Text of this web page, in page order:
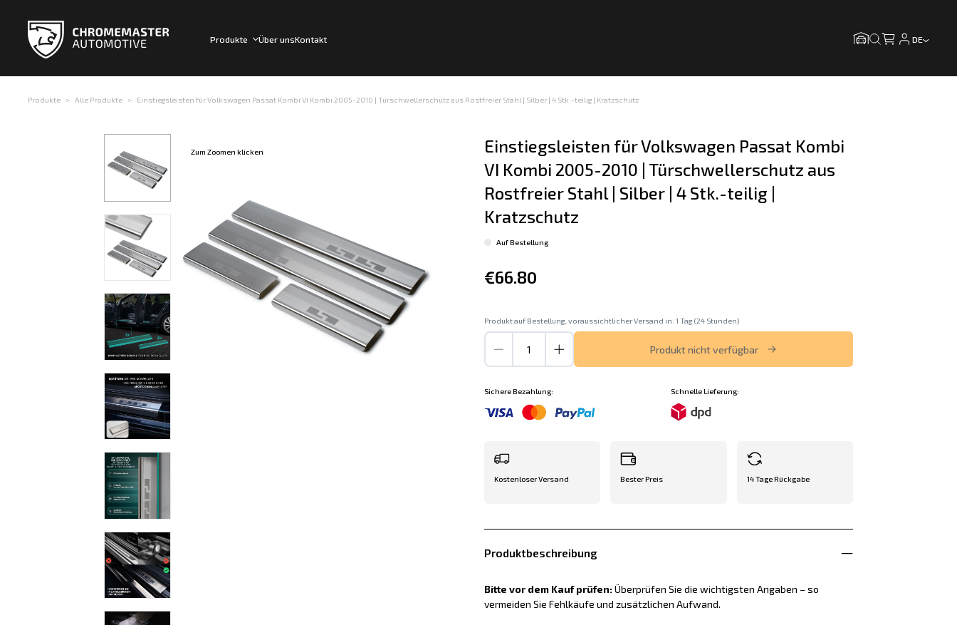
Produkte Über unsKontakt DE
Produkte Alle Produkte Einstiegsleisten für Volkswagen Passat Kombi VI Kombi 2005-2010 | Türschwellerschutz aus Rostfreier Stahl | Silber | 4 Stk.-teilig | Kratzschutz
Zum Zoomen klicken
Einstiegsleisten für Volkswagen Passat Kombi
VI Kombi 2005-2010 | Türschwellerschutz aus
Rostfreier Stahl | Silber | 4 Stk.-teilig |
Kratzschutz
Auf Bestellung
€66.80
Produkt auf Bestellung, voraussichtlicher Versand in: 1 Tag (24 Stunden)
Produkt nicht verfügbar
Sichere Bezahlung: Schnelle Lieferung:
Kostenloser Versand Bester Preis 14 Tage Rückgabe
Produktbeschreibung
Bitte vor dem Kauf prüfen:Überprüfen Sie die wichtigsten Angaben – so
vermeiden Sie Fehlkäufe und zusätzlichen Aufwand.